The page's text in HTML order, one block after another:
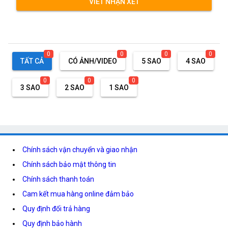
TẤT CẢ
0
CÓ ẢNH/VIDEO
0
5 SAO
0
4 SAO
0
3 SAO
0
2 SAO
0
1 SAO
0
Chính sách vận chuyển và giao nhận
Chính sách bảo mật thông tin
Chính sách thanh toán
Cam kết mua hàng online đảm bảo
Quy định đổi trả hàng
Quy định bảo hành